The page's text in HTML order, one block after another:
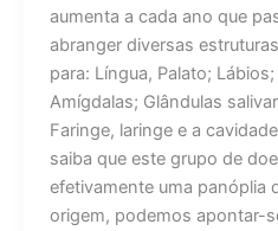
aumenta a cada ano que
abranger diversas
para: Língua, Palato;
Amígdalas; Glândulas
Faringe, laringe e a
saiba que este grupo de
efetivamente uma panóplia
origem, podemos apontar-